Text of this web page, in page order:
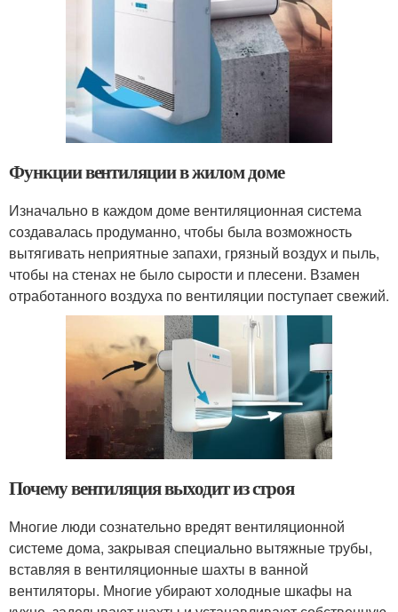
Функции вентиляции в жилом доме
Изначально в каждом доме вентиляционная система
создавалась продуманно, чтобы была возможность
вытягивать неприятные запахи, грязный воздух и пыль,
чтобы на стенах не было сырости и плесени. Взамен
отработанного воздуха по вентиляции поступает свежий.
Почему вентиляция выходит из строя
Многие люди сознательно вредят вентиляционной
системе дома, закрывая специально вытяжные трубы,
вставляя в вентиляционные шахты в ванной
вентиляторы. Многие убирают холодные шкафы на